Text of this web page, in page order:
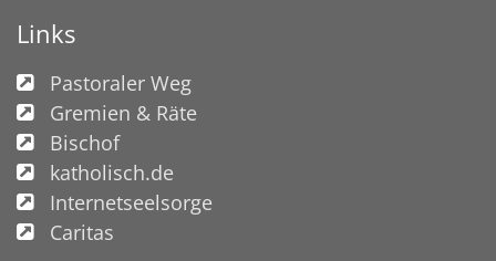
Links
Pastoraler Weg
Gremien & Räte
Bischof
katholisch.de
Internetseelsorge
Caritas